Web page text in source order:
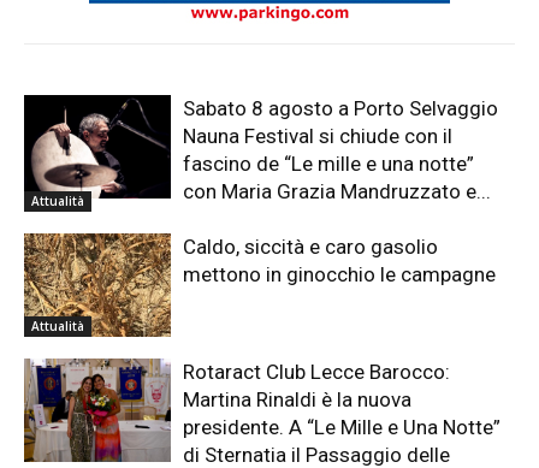
Attualità
Sabato 8 agosto a Porto Selvaggio
Nauna Festival si chiude con il
fascino de “Le mille e una notte”
con Maria Grazia Mandruzzato e...
Attualità
Caldo, siccità e caro gasolio
mettono in ginocchio le campagne
Rotaract Club Lecce Barocco:
Martina Rinaldi è la nuova
presidente. A “Le Mille e Una Notte”
di Sternatia il Passaggio delle